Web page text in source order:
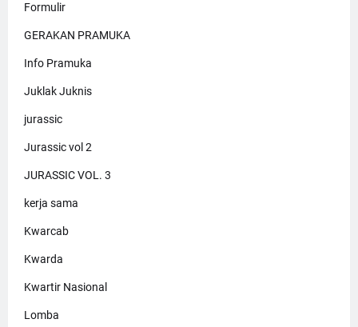
Formulir
GERAKAN PRAMUKA
Info Pramuka
Juklak Juknis
jurassic
Jurassic vol 2
JURASSIC VOL. 3
kerja sama
Kwarcab
Kwarda
Kwartir Nasional
Lomba